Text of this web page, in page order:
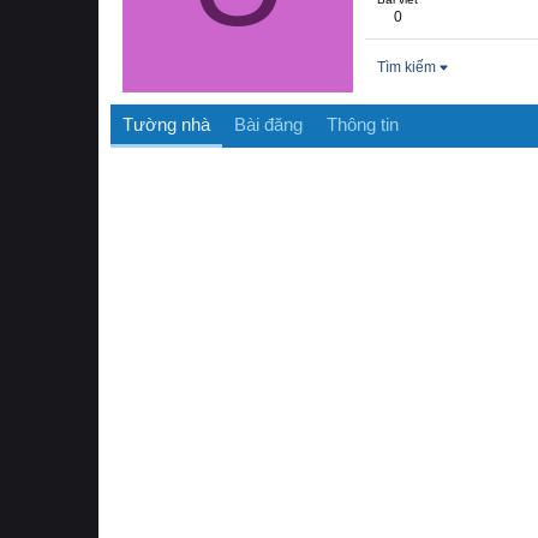
0
Tìm kiếm
Tường nhà Bài đăng Thông tin